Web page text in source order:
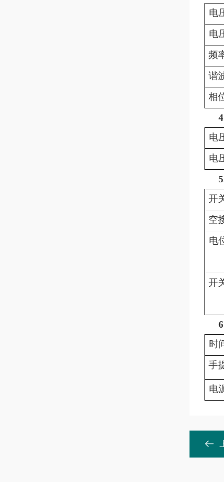
电
电
频
谐
相
电
电
开
空
电
开
时
手
电